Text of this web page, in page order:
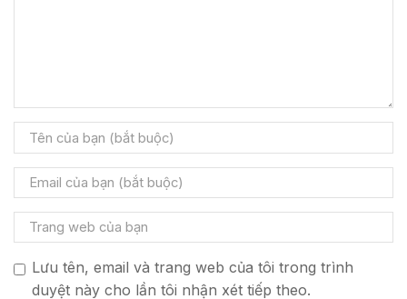
Lưu tên, email và trang web của tôi trong trình
duyệt này cho lần tôi nhận xét tiếp theo.